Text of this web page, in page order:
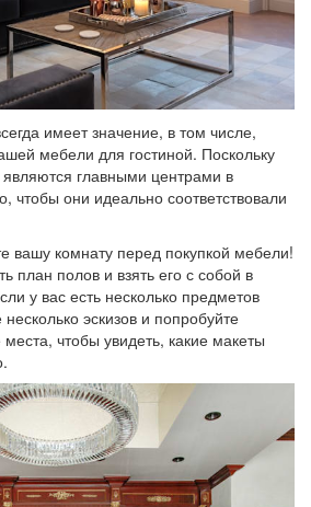
имеет значение, в том числе,
мебели для гостиной. Поскольку
главными центрами в
чтобы они идеально соответствовали
вашу комнату перед покупкой мебели!
план полов и взять его с собой в
у вас есть несколько предметов
эскизов и попробуйте
чтобы увидеть, какие макеты